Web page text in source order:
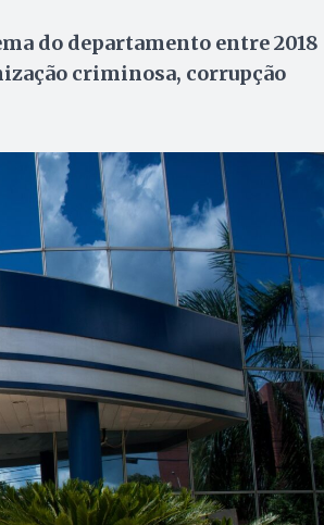
do departamento entre 2018
criminosa, corrupção